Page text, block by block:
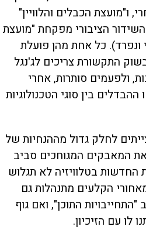
ו"מועצת הכבלים והלוויין"
הציבורי מפקחת "מועצת
כל אחת מהן פועלת
התקשורת צריכים לג'נגל
ולפעמים סותרות, אחרי
בין סוגי הטכנולוגיות
לחלק גדול מההנחיות של
את המאבקים המגוחכים סביב
בטלוויזיה לא תגלוש
הקלעים מתנהלות גם
התוכן", ואם גוף
לו עם הזיכיון.